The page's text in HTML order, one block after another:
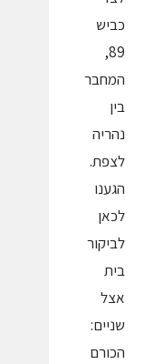
כביש
89,
המחבר
בין
נהריה
לצפת.
הגענו
לכאן
לביקור
בית
אצל
שניים:
הכורם